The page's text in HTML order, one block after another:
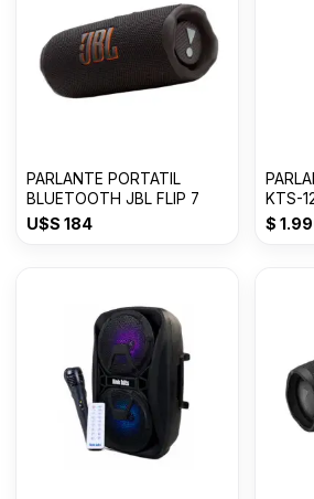
PARLANTE PORTATIL
BLUETOOTH JBL FLIP 7
U$S 184
KTS-
$